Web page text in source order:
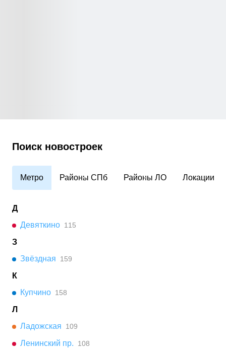
Поиск новостроек
Метро Районы СПб Районы ЛО Локации
Д
Девяткино 115
З
Звёздная
159
К
Купчино 158
Л
Ладожская
109
Ленинский пр. 108